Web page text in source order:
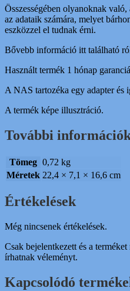
Összességében olyanoknak
az adataik számára, melyet
eszközzel el tudnak érni.
Bővebb információ itt található
Használt termék 1 hónap
A NAS tartozéka egy adapter
A termék képe illusztráció.
További
Tömeg 0,72 kg
Méretek 22,4 × 7,1 × 16,6 cm
Értékelések
Még nincsenek értékelések.
Csak bejelentkezett és a
írhatnak véleményt.
Kapcsolódó